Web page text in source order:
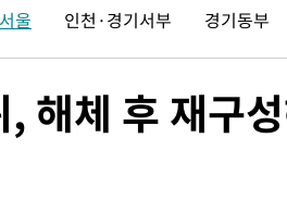
팹에 54조 투자…"AI 메모리 수요 선제 대
매, 아제르바이잔 투란VC 입단
(0.36%) 내린 798.81마감
서울 인천·경기서부 경기동부
해체 후 재구